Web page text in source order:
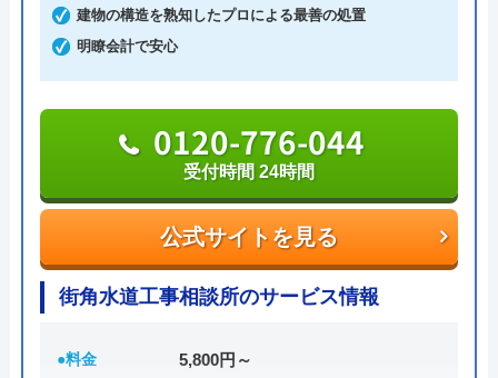
ートを用意していることも特徴です。
公式サイトを見る
0120-886-775
受付時間 24時間
水道修理プロの基本情報
運営会社 株式会社大和コーポレーション
建物の構造を熟知したプロによる最善の処置
明瞭会計で安心
公式サイトを見る
0120-776-044
受付時間 24時間
街角水道工事相談所のサービス情報
●料金 5,800円～